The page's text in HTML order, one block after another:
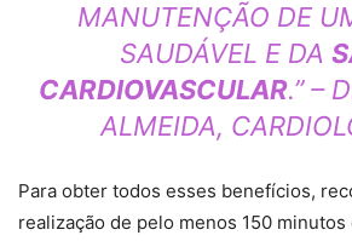
MANUTENÇÃO DE
SAUDÁVEL E DA
CARDIOVASCULAR.” –
ALMEIDA,
Para obter todos esses benefícios,
realização de pelo menos 150